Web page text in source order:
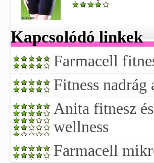
Kapcsolódó linkek
Farmacell
Fitness nadrág
Anita fitnesz
wellness
Farmacell